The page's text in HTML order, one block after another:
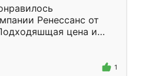
Ренессанс от
цена и
Приехавший
Владислав
эскизу самый
1